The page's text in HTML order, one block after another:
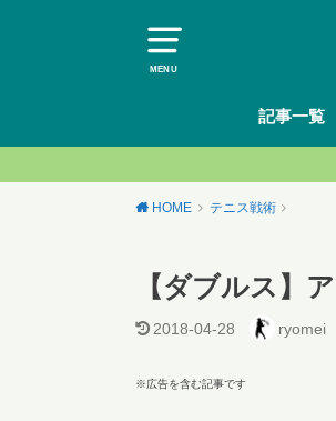
MENU
記事一覧
HOME テニス戦術
【ダブルス】
2018-04-28 ryomei
※広告を含む記事です